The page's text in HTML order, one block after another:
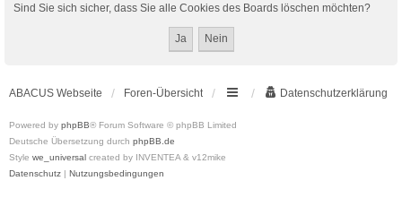
Sind Sie sich sicher, dass Sie alle Cookies des Boards löschen möchten?
ABACUS Webseite Foren-Übersicht Datenschutzerklärung
Powered by phpBB® Forum Software © phpBB Limited
Deutsche Übersetzung durch phpBB.de
Style we_universal created by INVENTEA & v12mike
Datenschutz | Nutzungsbedingungen